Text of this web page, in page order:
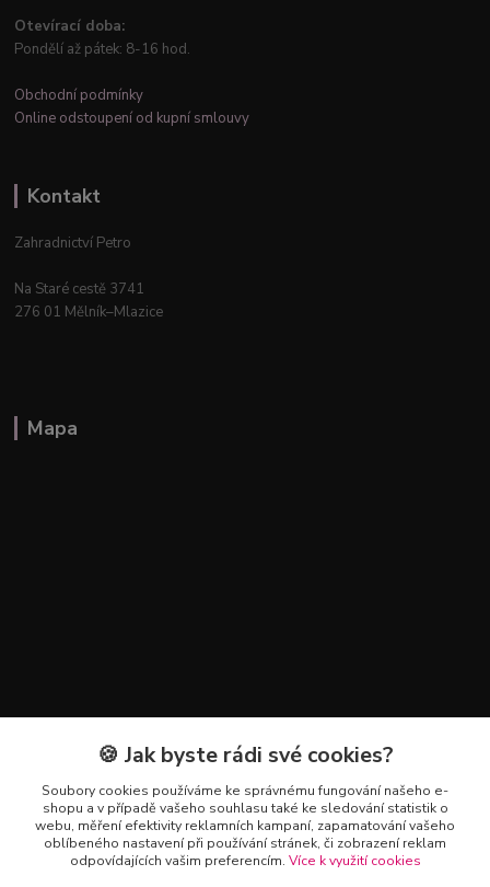
Otevírací doba:
Pondělí až pátek: 8-16 hod.
Obchodní podmínky
Online odstoupení od kupní smlouvy
Kontakt
Zahradnictví Petro
Na Staré cestě 3741
276 01 Mělník–Mlazice
Mapa
Kontakty
+420 602 223 614
info@zahradnictvipetro.cz
🍪 Jak byste rádi své cookies?
Soubory cookies používáme ke správnému fungování našeho e-
shopu a v případě vašeho souhlasu také ke sledování statistik o
webu, měření efektivity reklamních kampaní, zapamatování vašeho
oblíbeného nastavení při používání stránek, či zobrazení reklam
odpovídajících vašim preferencím. Více k využití cookies